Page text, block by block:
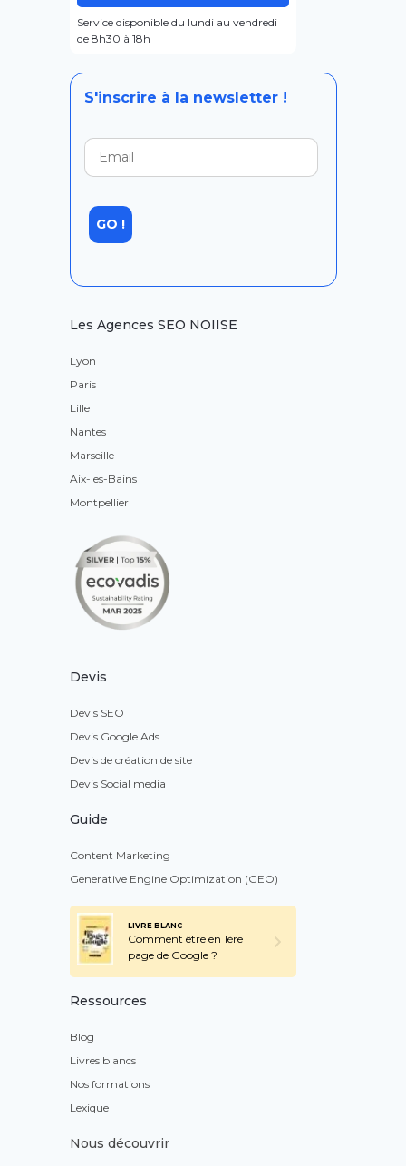
Service disponible du lundi au vendredi
de 8h30 à 18h
S'inscrire à la newsletter !
Les Agences SEO NOIISE
Lyon
Paris
Lille
Nantes
Marseille
Aix-les-Bains
Montpellier
Devis
Devis SEO
Devis Google Ads
Devis de création de site
Devis Social media
Guide
Content Marketing
Generative Engine Optimization (GEO)
LIVRE BLANC
Comment être en 1ère
page de Google ?
Ressources
Blog
Livres blancs
Nos formations
Lexique
Nous découvrir